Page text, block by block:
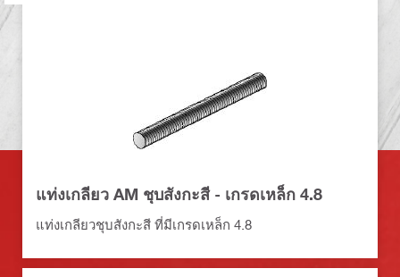
แท่งเกลียว AM ชุบสังกะสี - เกรดเหล็ก 4.8
แท่งเกลียวชุบสังกะสี ที่มีเกรดเหล็ก 4.8